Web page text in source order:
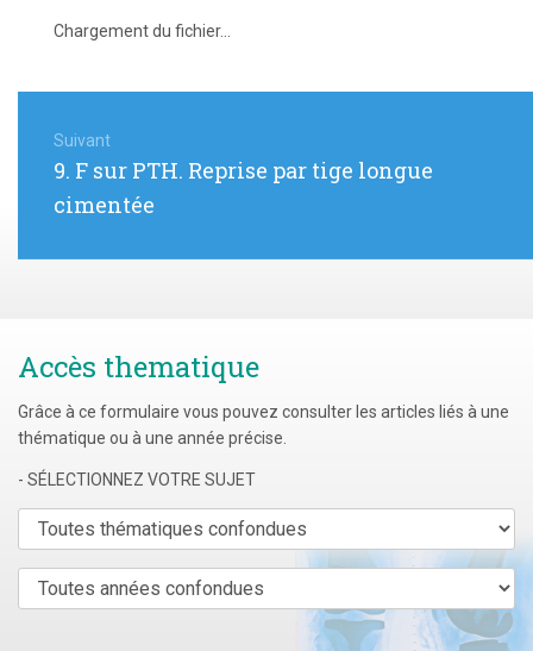
Chargement du fichier...
de
l’article
Suivant
Article
9. F sur PTH. Reprise par tige longue
cimentée
Accès thematique
Grâce à ce formulaire vous pouvez consulter les articles liés à une
thématique ou à une année précise.
- SÉLECTIONNEZ VOTRE SUJET